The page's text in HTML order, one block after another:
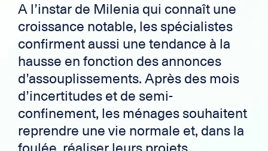
A l’instar de Milenia qui connaît une
croissance notable, les spécialistes
confirment aussi une tendance à la
hausse en fonction des annonces
d’assouplissements. Après des mois
d’incertitudes et de semi-
confinement, les ménages souhaitent
reprendre une vie normale et, dans la